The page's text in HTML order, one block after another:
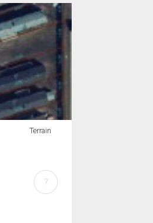
Terrain
?